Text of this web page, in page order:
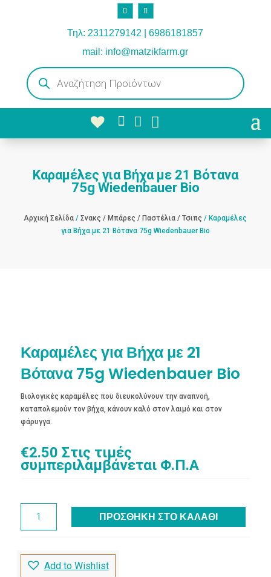
Τηλ: 2311279142 | 6986181857
mail: info@matzikfarm.gr
Products
search
  
Καραμέλες για Βήχα με 21 Βότανα
75g Wiedenbauer Bio
Αρχική Σελίδα /Σνακς / Μπάρες / Παστέλια / Τσιπς / Καραμέλες
για Βήχα με 21 Βότανα 75g Wiedenbauer Bio
Καραμέλες για Βήχα με 21
Βότανα 75g Wiedenbauer Bio
Βιολογικές καραμέλες που διευκολύνουν την αναπνοή,
καταπολεμούν τον βήχα, κάνουν καλό στον λαιμό και στον
φάρυγγα.
€2.50 Στις τιμές
συμπεριλαμβάνεται Φ.Π.Α
Βότανα
ΠΡΟΣΘΉΚΗ ΣΤΟ ΚΑΛΆΘΙ
Add to Wishlist